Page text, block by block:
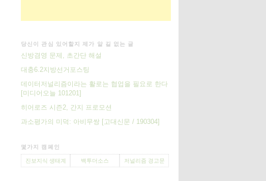
당신이 관심 있어할지 제가 알 길 없는 글
신방겸영 문제, 초간단 해설
대충6.2지방선거포스팅
데이터저널리즘이라는 활로는 협업을 필요로 한다
[미디어오늘 101201]
히어로즈 시즌2, 간지 프로모션
과소평가의 미덕: 아비무쌍 [고대신문 / 190304]
몇가지 캠페인
진보지식 생태계 백투더소스 저널리즘 경고문